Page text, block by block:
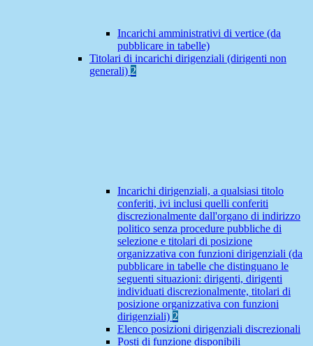
Incarichi amministrativi di vertice (da
pubblicare in tabelle)
Titolari di incarichi dirigenziali (dirigenti non
generali) 2
Incarichi dirigenziali, a qualsiasi titolo
conferiti, ivi inclusi quelli conferiti
discrezionalmente dall'organo di indirizzo
politico senza procedure pubbliche di
selezione e titolari di posizione
organizzativa con funzioni dirigenziali (da
pubblicare in tabelle che distinguano le
seguenti situazioni: dirigenti, dirigenti
individuati discrezionalmente, titolari di
posizione organizzativa con funzioni
dirigenziali) 2
Elenco posizioni dirigenziali discrezionali
Posti di funzione disponibili